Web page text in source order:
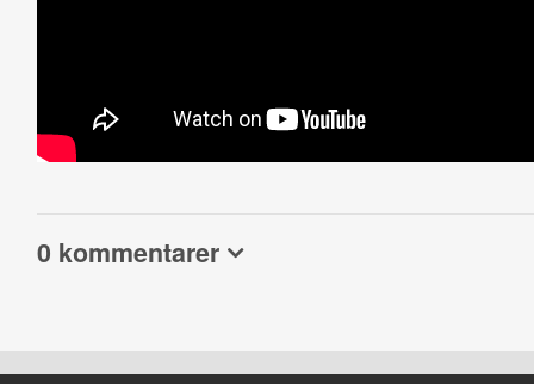
0 kommentarer